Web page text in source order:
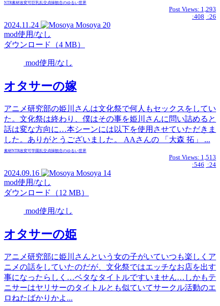
NTR素材改変可巨乳乱交貞操観念のゆるい世界
Post Views: 1,293
:408 :26
2024.11.24 Mosoya 20
mod使用/なし
ダウンロード（4 MB）
mod使用/なし
オタサーの嫁
アニメ研究部の姫川さんは文化祭で何人もセックスをしてい
た。文化祭は終わり、僕はその事を姫川さんに問い詰めると
話は変な方向に…本シーンには以下を使用させていただきま
した。ありがとうございました。 AAさんの 「大森 拓」 ...
素材NTR改変可学園乱交貞操観念のゆるい世界
Post Views: 1,513
:546 :24
2024.09.16 Mosoya 14
mod使用/なし
ダウンロード（12 MB）
mod使用/なし
オタサーの姫
アニメ研究部に姫川さんという女の子がいていつも楽しくア
ニメの話をしていたのだが、文化祭ではエッチなお店を出す
事になったらしく…ベタなタイトルですいません…しかもテ
ニサーはヤリサーのタイトルとも似ていてサークル活動のエ
ロねたばかりかよ...